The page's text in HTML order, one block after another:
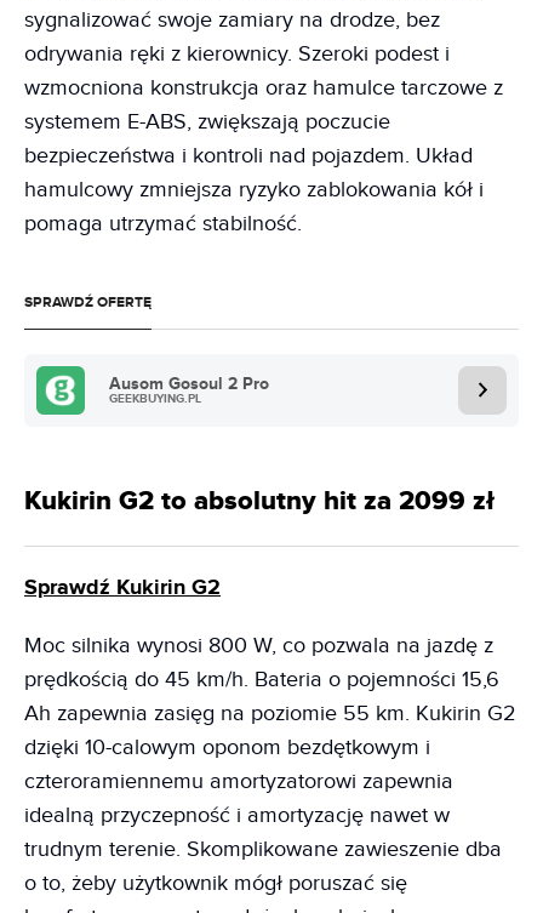
sygnalizować swoje zamiary na drodze, bez
odrywania ręki z kierownicy. Szeroki podest i
wzmocniona konstrukcja oraz hamulce tarczowe z
systemem E-ABS, zwiększają poczucie
bezpieczeństwa i kontroli nad pojazdem. Układ
hamulcowy zmniejsza ryzyko zablokowania kół i
pomaga utrzymać stabilność.
SPRAWDŹ OFERTĘ
Ausom Gosoul 2 Pro
GEEKBUYING.PL
Kukirin G2 to absolutny hit za 2099 zł
Sprawdź Kukirin G2
Moc silnika wynosi 800 W, co pozwala na jazdę z
prędkością do 45 km/h. Bateria o pojemności 15,6
Ah zapewnia zasięg na poziomie 55 km. Kukirin G2
dzięki 10-calowym oponom bezdętkowym i
czteroramiennemu amortyzatorowi zapewnia
idealną przyczepność i amortyzację nawet w
trudnym terenie. Skomplikowane zawieszenie dba
o to, żeby użytkownik mógł poruszać się